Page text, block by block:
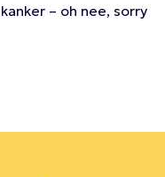
– oh nee, sorry